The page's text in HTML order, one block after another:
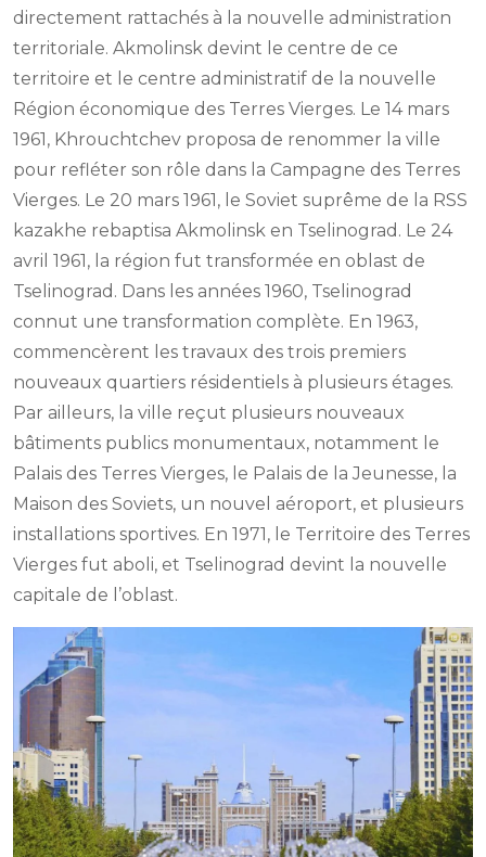
directement rattachés à la nouvelle administration
territoriale. Akmolinsk devint le centre de ce
territoire et le centre administratif de la nouvelle
Région économique des Terres Vierges. Le 14 mars
1961, Khrouchtchev proposa de renommer la ville
pour refléter son rôle dans la Campagne des Terres
Vierges. Le 20 mars 1961, le Soviet suprême de la RSS
kazakhe rebaptisa Akmolinsk en Tselinograd. Le 24
avril 1961, la région fut transformée en oblast de
Tselinograd. Dans les années 1960, Tselinograd
connut une transformation complète. En 1963,
commencèrent les travaux des trois premiers
nouveaux quartiers résidentiels à plusieurs étages.
Par ailleurs, la ville reçut plusieurs nouveaux
bâtiments publics monumentaux, notamment le
Palais des Terres Vierges, le Palais de la Jeunesse, la
Maison des Soviets, un nouvel aéroport, et plusieurs
installations sportives. En 1971, le Territoire des Terres
Vierges fut aboli, et Tselinograd devint la nouvelle
capitale de l’oblast.